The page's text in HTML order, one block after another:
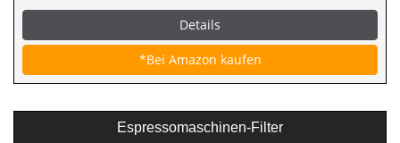
Details
*Bei Amazon kaufen
Espressomaschinen-Filter